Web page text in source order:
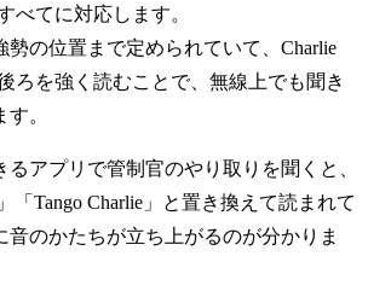
べてに対応します。
勢の位置まで定められていて、Charlie
ろを強く読むことで、無線上でも聞き
。
アプリで管制官のやり取りを聞くと、
「Tango Charlie」と置き換えて読まれて
音のかたちが立ち上がるのが分かりま